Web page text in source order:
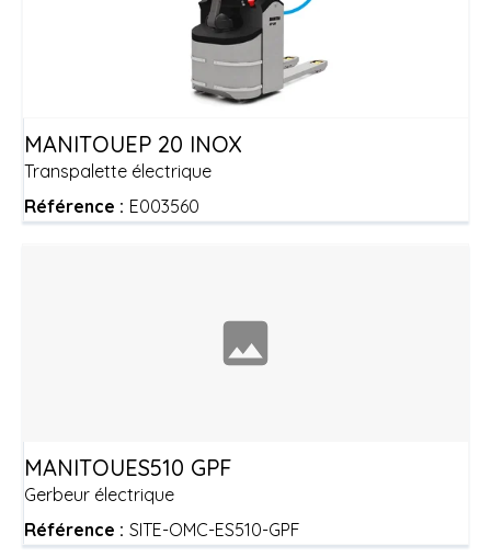
Transpalette électrique
MANITOUEP 20 INOX
Référence : E003560
Gerbeur électrique
MANITOUES510 GPF
Référence : SITE-OMC-ES510-GPF